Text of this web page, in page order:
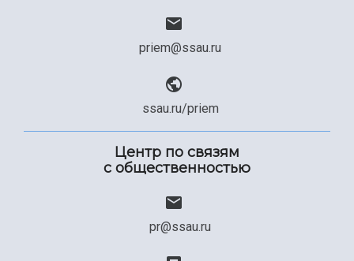
priem@ssau.ru
ssau.ru/priem
Центр по связям
с общественностью
pr@ssau.ru